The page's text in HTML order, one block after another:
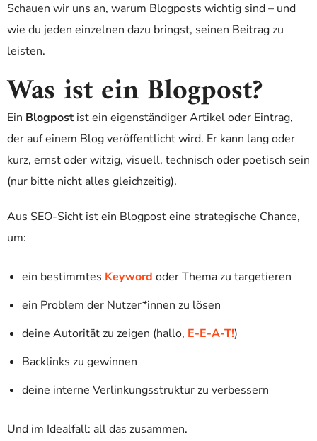
Schauen wir uns an, warum Blogposts wichtig sind – und
wie du jeden einzelnen dazu bringst, seinen Beitrag zu
leisten.
Was ist ein Blogpost?
Ein Blogpostist ein eigenständiger Artikel oder Eintrag,
der auf einem Blog veröffentlicht wird. Er kann lang oder
kurz, ernst oder witzig, visuell, technisch oder poetisch sein
(nur bitte nicht alles gleichzeitig).
Aus SEO-Sicht ist ein Blogpost eine strategische Chance,
um:
ein bestimmtes Keyword oder Thema zu targetieren
ein Problem der Nutzer*innen zu lösen
deine Autorität zu zeigen (hallo, E-E-A-T!)
Backlinks zu gewinnen
deine interne Verlinkungsstruktur zu verbessern
Und im Idealfall: all das zusammen.